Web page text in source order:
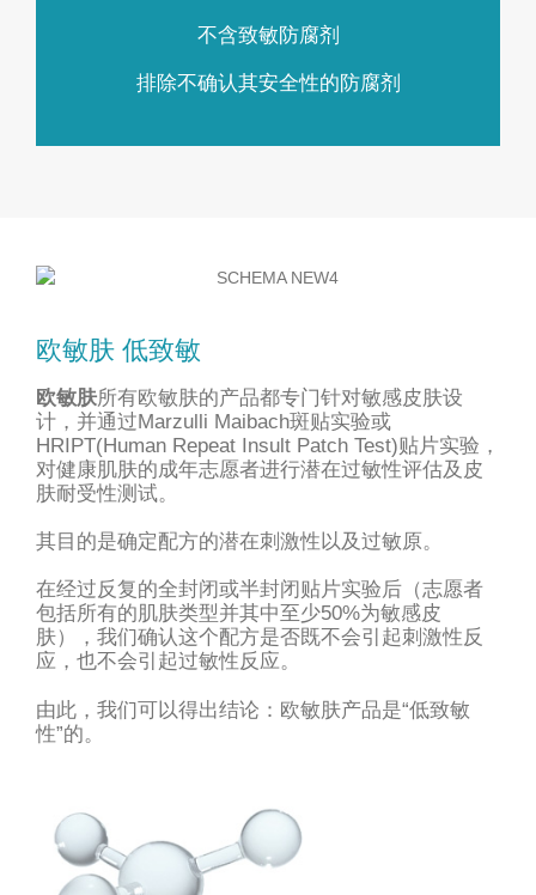
不含致敏防腐剂
排除不确认其安全性的防腐剂
欧敏肤 低致敏
欧敏肤所有欧敏肤的产品都专门针对敏感皮肤设
计，并通过Marzulli Maibach斑贴实验或
HRIPT(Human Repeat Insult Patch Test)贴片实验 ，
对健康肌肤的成年志愿者进行潜在过敏性评估及皮
肤耐受性测试。
其目的是确定配方的潜在刺激性以及过敏原。
在经过反复的全封闭或半封闭贴片实验后（志愿者
包括所有的肌肤类型并其中至少50%为敏感皮
肤），我们确认这个配方是否既不会引起刺激性反
应，也不会引起过敏性反应。
由此，我们可以得出结论：欧敏肤产品是“低致敏
性”的。